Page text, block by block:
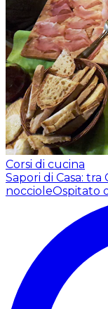
Corsi di cucina
Sapori di Casa:
noccioleOspitato